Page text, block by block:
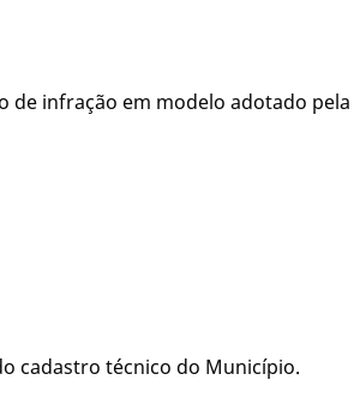
infração em modelo adotado
cadastro técnico do Município.